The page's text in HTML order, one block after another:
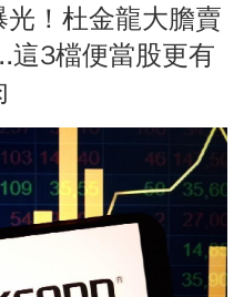
！杜金龍大膽賣
這3檔便當股更有